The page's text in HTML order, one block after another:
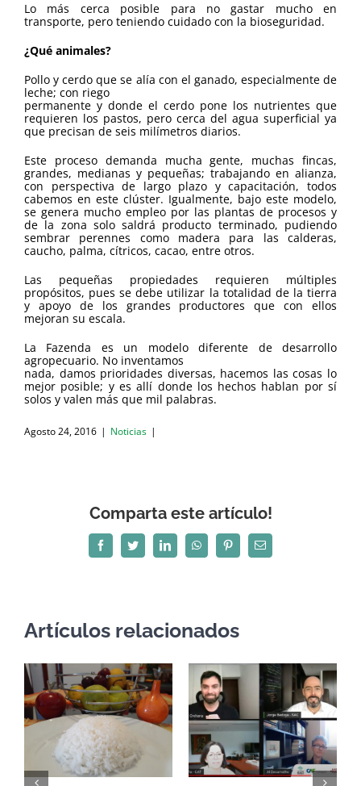
Lo más cerca posible para no gastar mucho en
transporte, pero teniendo cuidado con la bioseguridad.
¿Qué animales?
Pollo y cerdo que se alía con el ganado, especialmente de
leche; con riego
permanente y donde el cerdo pone los nutrientes que
requieren los pastos, pero cerca del agua superficial ya
que precisan de seis milímetros diarios.
Este proceso demanda mucha gente, muchas fincas,
grandes, medianas y pequeñas; trabajando en alianza,
con perspectiva de largo plazo y capacitación, todos
cabemos en este clúster. Igualmente, bajo este modelo,
se genera mucho empleo por las plantas de procesos y
de la zona solo saldrá producto terminado, pudiendo
sembrar perennes como madera para las calderas,
caucho, palma, cítricos, cacao, entre otros.
Las pequeñas propiedades requieren múltiples
propósitos, pues se debe utilizar la totalidad de la tierra
y apoyo de los grandes productores que con ellos
mejoran su escala.
La Fazenda es un modelo diferente de desarrollo
agropecuario. No inventamos
nada, damos prioridades diversas, hacemos las cosas lo
mejor posible; y es allí donde los hechos hablan por sí
solos y valen más que mil palabras.
Agosto 24, 2016 | Noticias |
Comparta este artículo!
FacebookTwitterLinkedInWhatsAppPinterestCorreo
electrónico
Artículos relacionados